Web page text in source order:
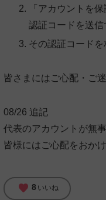
「アカウントを
認証コードを送信
その認証コード
皆さまにはご心配・ご
08/26 追記
代表のアカウントが無
皆様にはご心配をおか
favorite 8 いいね